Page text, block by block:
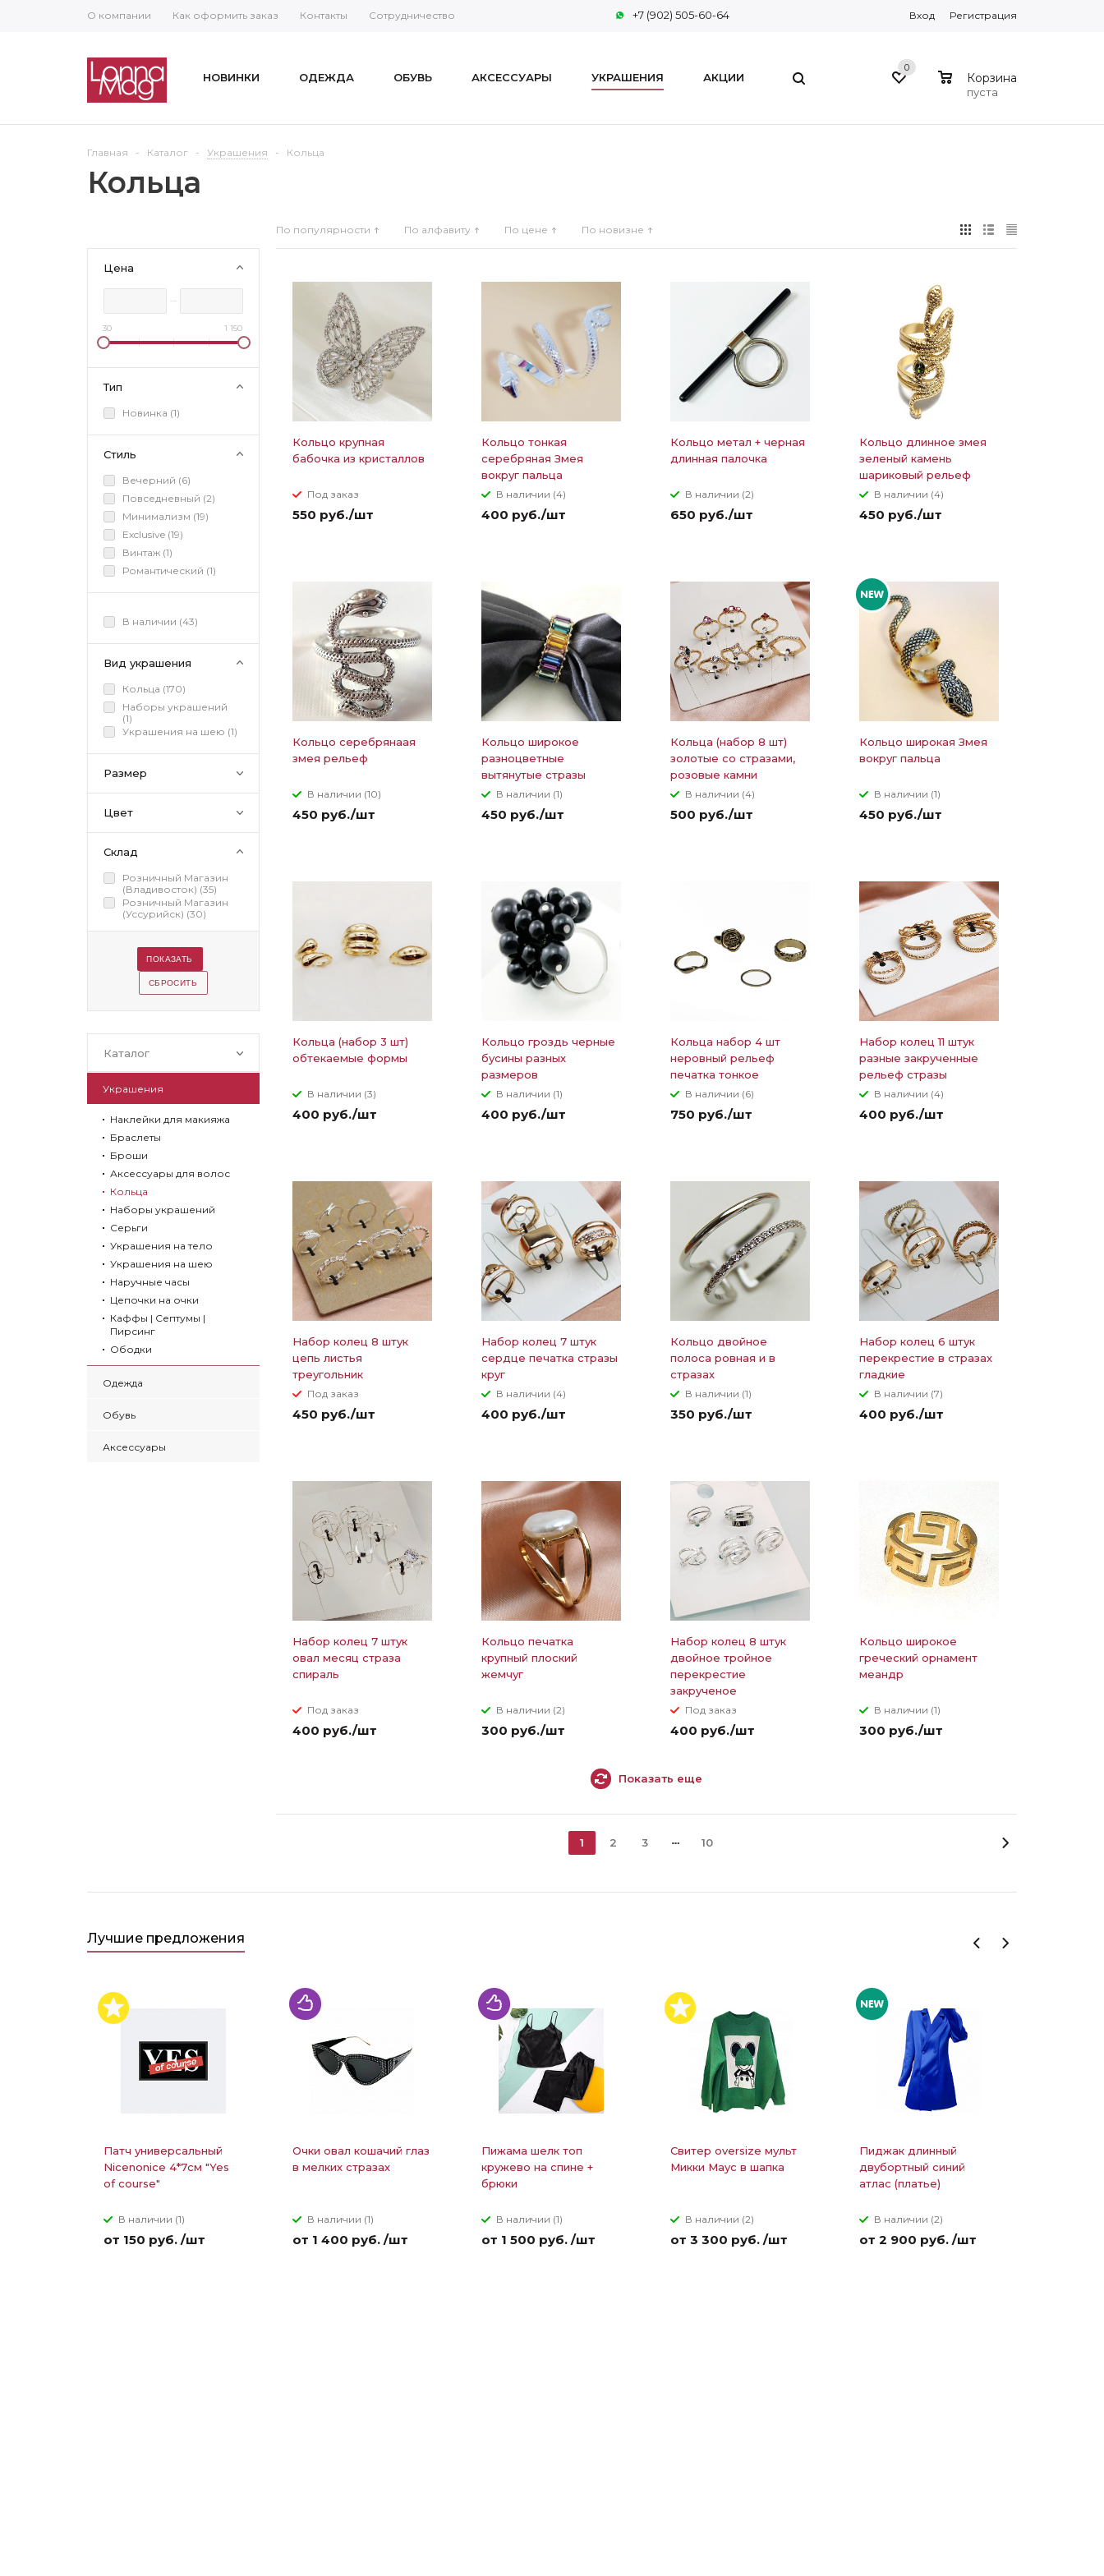
О компании Как оформить заказ Контакты Сотрудничество +7 (902) 505-60-64 Вход Регистрация
НОВИНКИ ОДЕЖДА ОБУВЬ АКСЕССУАРЫ УКРАШЕНИЯ АКЦИИ
0
Корзина
пуста
Главная - Каталог - Украшения - Кольца
Кольца
Цена
30 1 150
Тип
Новинка (1)
Стиль
Вечерний (6)
Повседневный (2)
Минимализм (19)
Exclusive (19)
Винтаж (1)
Романтический (1)
В наличии (43)
Вид украшения
Кольца (170)
Наборы украшений
(1)
Украшения на шею (1)
Размер
Цвет
Склад
Розничный Магазин
(Владивосток) (35)
Розничный Магазин
(Уссурийск) (30)
Каталог
Украшения
Наклейки для макияжа
Браслеты
Броши
Аксессуары для волос
Кольца
Наборы украшений
Серьги
Украшения на тело
Украшения на шею
Наручные часы
Цепочки на очки
Каффы | Септумы |
Пирсинг
Ободки
Одежда
Обувь
Аксессуары
По популярности По алфавиту По цене По новизне
Кольцо крупная
бабочка из кристаллов
Под заказ
550 руб./шт
Кольцо тонкая
серебряная Змея
вокруг пальца
В наличии (4)
400 руб./шт
Кольцо метал + черная
длинная палочка
В наличии (2)
650 руб./шт
Кольцо длинное змея
зеленый камень
шариковый рельеф
В наличии (4)
450 руб./шт
Кольцо серебрянаая
змея рельеф
В наличии (10)
450 руб./шт
Кольцо широкое
разноцветные
вытянутые стразы
В наличии (1)
450 руб./шт
Кольца (набор 8 шт)
золотые со стразами,
розовые камни
В наличии (4)
500 руб./шт
Кольцо широкая Змея
вокруг пальца
В наличии (1)
450 руб./шт
Кольца (набор 3 шт)
обтекаемые формы
В наличии (3)
400 руб./шт
Кольцо гроздь черные
бусины разных
размеров
В наличии (1)
400 руб./шт
Кольца набор 4 шт
неровный рельеф
печатка тонкое
В наличии (6)
750 руб./шт
Набор колец 11 штук
разные закрученные
рельеф стразы
В наличии (4)
400 руб./шт
Набор колец 8 штук
цепь листья
треугольник
Под заказ
450 руб./шт
Набор колец 7 штук
сердце печатка стразы
круг
В наличии (4)
400 руб./шт
Кольцо двойное
полоса ровная и в
стразах
В наличии (1)
350 руб./шт
Набор колец 6 штук
перекрестие в стразах
гладкие
В наличии (7)
400 руб./шт
Набор колец 7 штук
овал месяц страза
спираль
Под заказ
400 руб./шт
Кольцо печатка
крупный плоский
жемчуг
В наличии (2)
300 руб./шт
Набор колец 8 штук
двойное тройное
перекрестие
закрученое
Под заказ
400 руб./шт
Кольцо широкое
греческий орнамент
меандр
В наличии (1)
300 руб./шт
Показать еще
1 2 3 10
Лучшие предложения
Патч универсальный
Nicenonice 4*7см "Yes
of course"
В наличии (1)
от 150 руб. /шт
Очки овал кошачий глаз
в мелких стразах
В наличии (1)
от 1 400 руб. /шт
Пижама шелк топ
кружево на спине +
брюки
В наличии (1)
от 1 500 руб. /шт
Свитер oversize мульт
Микки Маус в шапка
В наличии (2)
от 3 300 руб. /шт
Пиджак длинный
двубортный синий
атлас (платье)
В наличии (2)
от 2 900 руб. /шт